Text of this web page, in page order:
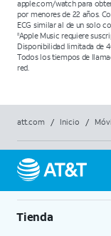
apple.com/watch para
por menores de 22 años.
ECG similar al de un solo
8Apple Music requiere
Disponibilidad limitada de
Todos los tiempos de
red.
att.com / Inicio /
Tienda